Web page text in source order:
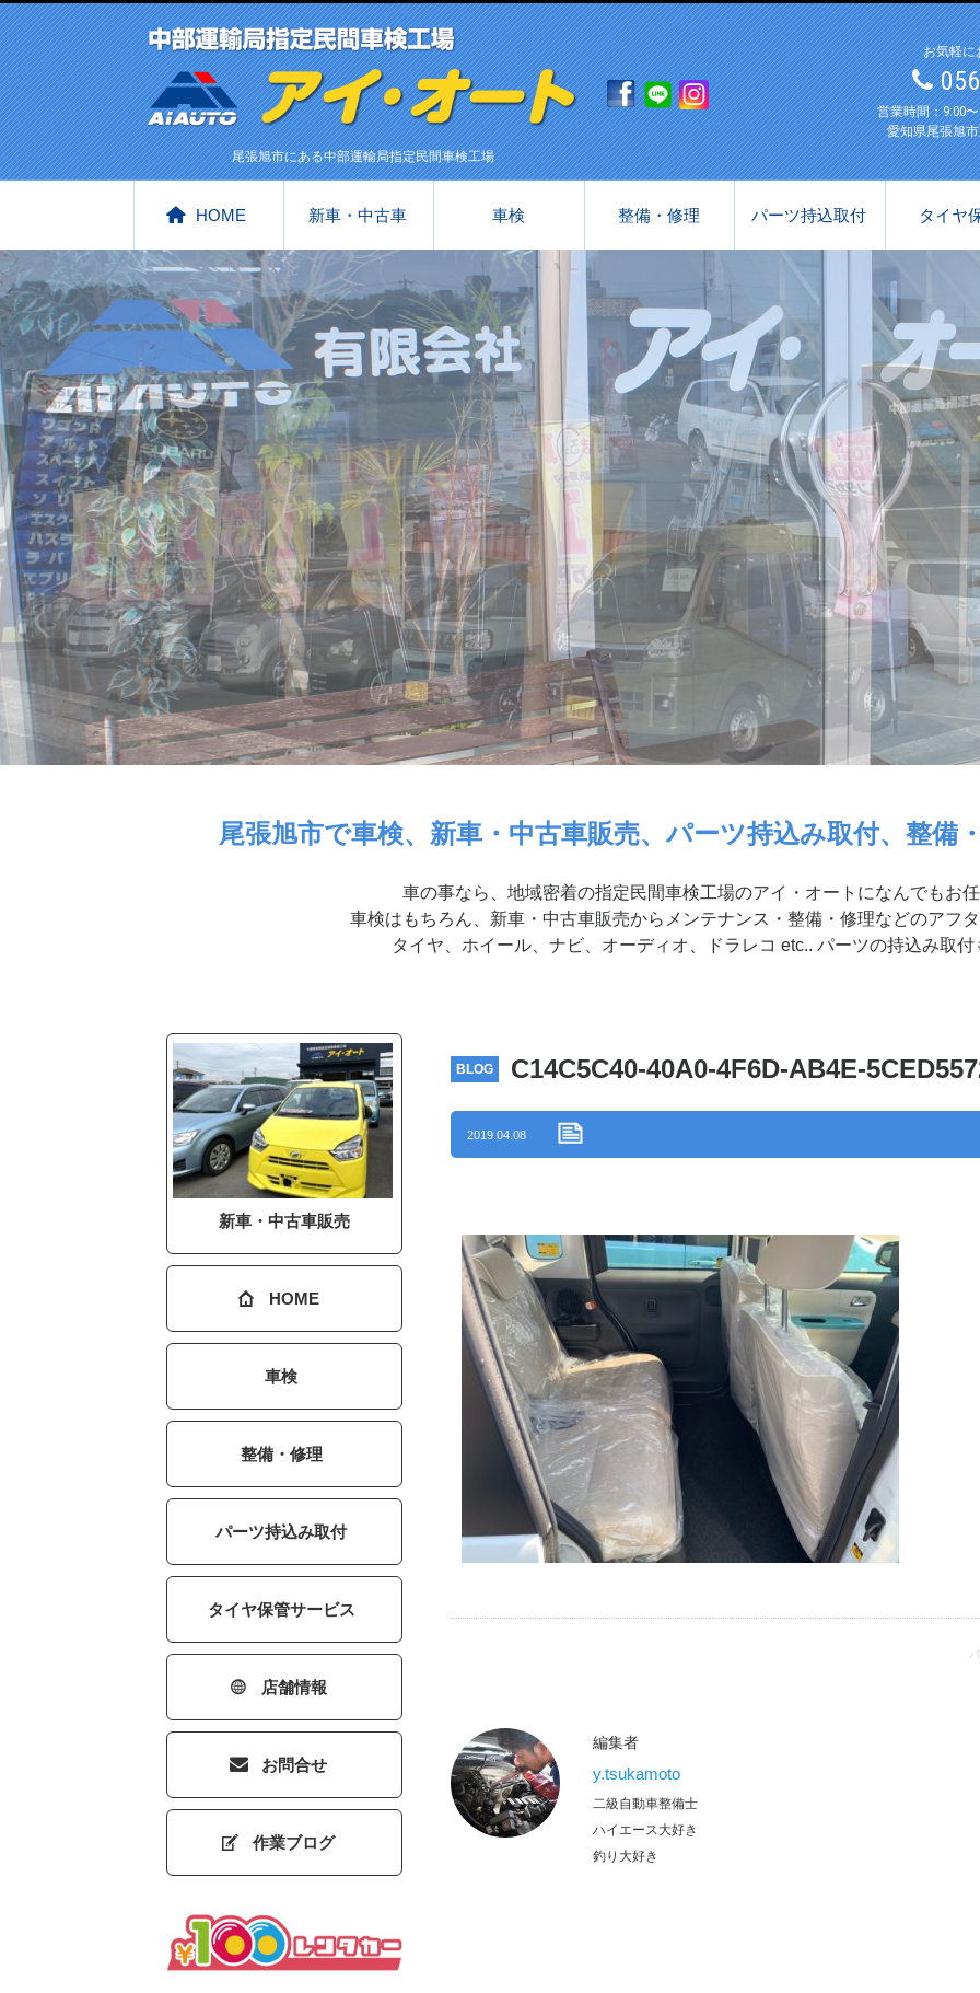
尾張旭市にある中部運輸局指定民間車検工場
お気軽に
営業時間：9:00
愛知県尾張旭
HOME 新車・中古車 車検 整備・修理 パーツ持込取付 タイヤ
尾張旭市で車検、新車・中古車販売、パーツ持込み取付、整備
車の事なら、地域密着の指定民間車検工場のアイ・オートになんでもお任
車検はもちろん、新車・中古車販売からメンテナンス・整備・修理などのアフタ
タイヤ、ホイール、ナビ、オーディオ、ドラレコ etc.. パーツの持込み取付
C14C5C40-40A0-4F6D-AB4E-
BLOG
2019.04.08
編集者
y.tsukamoto
二級自動車整備士
ハイエース大好き
釣り大好き
新車・中古車販売
HOME
車検
整備・修理
パーツ持込み取付
タイヤ保管サービス
店舗情報
お問合せ
作業ブログ